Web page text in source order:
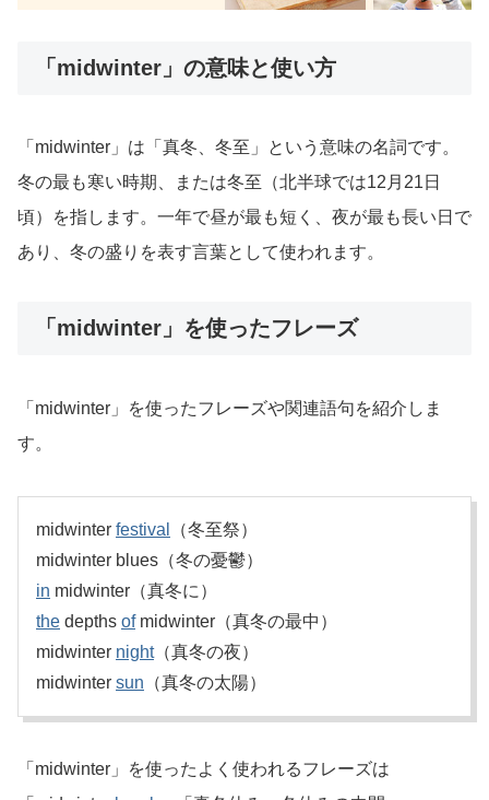
「midwinter」の意味と使い方
「midwinter」は「真冬、冬至」という意味の名詞です。
冬の最も寒い時期、または冬至（北半球では12月21日
頃）を指します。一年で昼が最も短く、夜が最も長い日で
あり、冬の盛りを表す言葉として使われます。
「midwinter」を使ったフレーズ
「midwinter」を使ったフレーズや関連語句を紹介しま
す。
midwinter festival
（冬至祭）
midwinter blues（冬の憂鬱）
in midwinter（真冬に）
the depths ofmidwinter（真冬の最中）
midwinter night（真冬の夜）
midwinter sun （真冬の太陽）
「midwinter」を使ったよく使われるフレーズは